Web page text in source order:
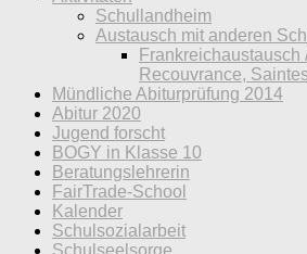
Schullandheim
Austausch mit anderen
Frankreichaustausch
Recouvrance,
Mündliche Abiturprüfung 2014
Abitur 2020
Jugend forscht
BOGY in Klasse 10
Beratungslehrerin
FairTrade-School
Kalender
Schulsozialarbeit
Schulseelsorge